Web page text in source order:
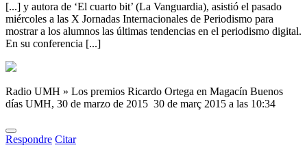
[...] y autora de ‘El cuarto bit’ (La Vanguardia), asistió el pasado
miércoles a las X Jornadas Internacionales de Periodismo para
mostrar a los alumnos las últimas tendencias en el periodismo digital.
En su conferencia [...]
Radio UMH » Los premios Ricardo Ortega en Magacín Buenos
días UMH, 30 de marzo de 2015 30 de març 2015 a las 10:34
Respondre Citar